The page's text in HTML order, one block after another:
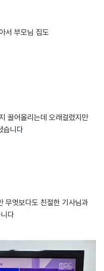
서 부모님 집도
끌어올리는데 오래걸렸지만
습니다
무엇보다도 친절한 기사님과
다